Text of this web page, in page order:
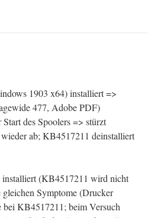
1903 x64) installiert =>
477, Adobe PDF)
des Spoolers => stürzt
ab; KB4517211 deinstalliert
(KB4517211 wird nicht
Symptome (Drucker
KB4517211; beim Versuch